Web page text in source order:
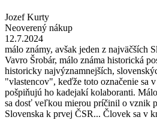
Jozef Kurty
Neoverený nákup
12.7.2024
málo známy, avšak jeden z najväčších
Vavro Šrobár, málo známa historická
historicky najvýznamnejších,
"vlastencov", keďže toto označenie sa v
pošpiňujú ho kadejakí kolaboranti.
sa dosť veľkou mierou príčinil o vznik
Slovenska k prvej ČSR... Človek sa v